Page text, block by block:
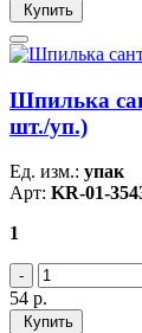
Купить
Шпилька
шт./уп.)
Ед. изм.: упак
Арт: KR-01-
1
54 р.
Купить